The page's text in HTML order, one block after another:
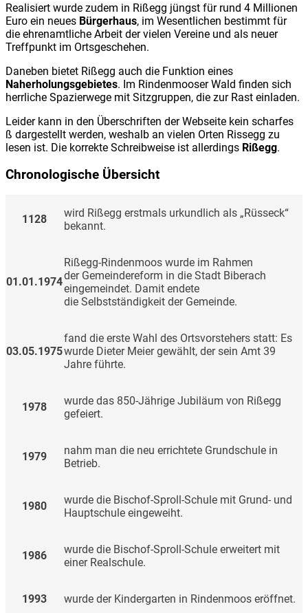
Realisiert wurde zudem in Rißegg jüngst für rund 4 Millionen
Euro ein neues Bürgerhaus, im Wesentlichen bestimmt für
die ehrenamtliche Arbeit der vielen Vereine und als neuer
Treffpunkt im Ortsgeschehen.
Daneben bietet Rißegg auch die Funktion eines
Naherholungsgebietes. Im Rindenmooser Wald finden sich
herrliche Spazierwege mit Sitzgruppen, die zur Rast einladen.
Leider kann in den Überschriften der Webseite kein scharfes
ß dargestellt werden, weshalb an vielen Orten Rissegg zu
lesen ist. Die korrekte Schreibweise ist allerdings Rißegg.
Chronologische Übersicht
1128
wird Rißegg erstmals urkundlich als „Rüsseck“
bekannt.
01.01.1974
Rißegg-Rindenmoos wurde im Rahmen
der Gemeindereform in die Stadt Biberach
eingemeindet. Damit endete
die Selbstständigkeit der Gemeinde.
03.05.1975
fand die erste Wahl des Ortsvorstehers statt: Es
wurde Dieter Meier gewählt, der sein Amt 39
Jahre führte.
1978
wurde das 850-Jährige Jubiläum von Rißegg
gefeiert.
1979
nahm man die neu errichtete Grundschule in
Betrieb.
1980
wurde die Bischof-Sproll-Schule mit Grund- und
Hauptschule eingeweiht.
1986
wurde die Bischof-Sproll-Schule erweitert mit
einer Realschule.
1993 wurde der Kindergarten in Rindenmoos eröffnet.